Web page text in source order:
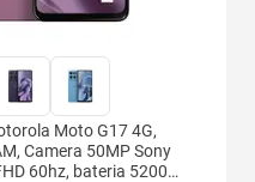
Moto G17 4G,
Camera 50MP Sony
60hz, bateria 5200